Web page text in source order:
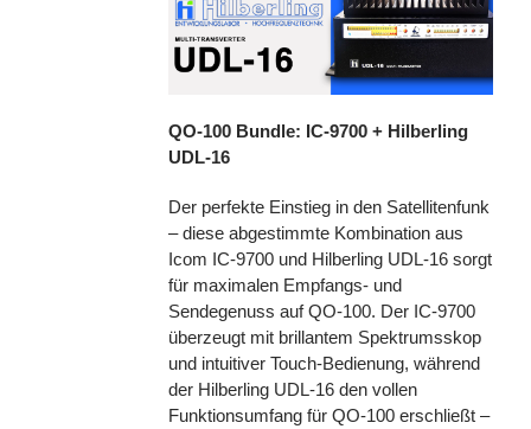
QO-100 Bundle: IC-9700 + Hilberling
UDL-16
Der perfekte Einstieg in den Satellitenfunk
– diese abgestimmte Kombination aus
Icom IC-9700 und Hilberling UDL-16 sorgt
für maximalen Empfangs- und
Sendegenuss auf QO-100. Der IC-9700
überzeugt mit brillantem Spektrumsskop
und intuitiver Touch-Bedienung, während
der Hilberling UDL-16 den vollen
Funktionsumfang für QO-100 erschließt –